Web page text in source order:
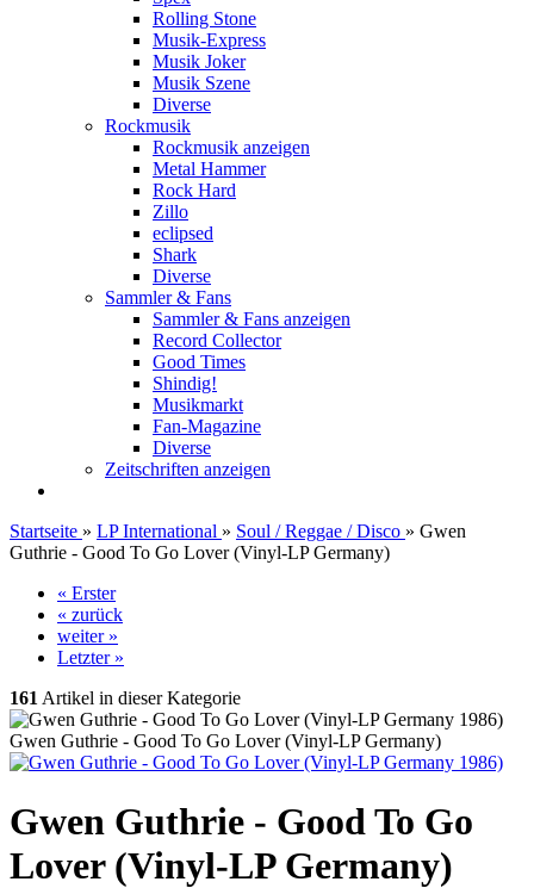
Rolling Stone
Musik-Express
Musik Joker
Musik Szene
Diverse
Rockmusik
Rockmusik anzeigen
Metal Hammer
Rock Hard
Zillo
eclipsed
Shark
Diverse
Sammler & Fans
Sammler & Fans anzeigen
Record Collector
Good Times
Shindig!
Musikmarkt
Fan-Magazine
Diverse
Zeitschriften anzeigen
Startseite » LP International » Soul / Reggae / Disco » Gwen
Guthrie - Good To Go Lover (Vinyl-LP Germany)
« Erster
« zurück
weiter »
Letzter »
161Artikel in dieser Kategorie
Gwen Guthrie - Good To Go Lover (Vinyl-LP Germany)
Gwen Guthrie - Good To Go
Lover (Vinyl-LP Germany)